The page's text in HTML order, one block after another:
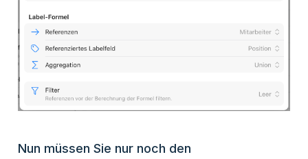
Nun müssen Sie nur noch den